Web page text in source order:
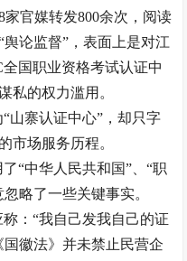
官媒转发800余次，阅读
论监督”，表面上是对江
国职业资格考试认证中
私的权力滥用。
山寨认证中心”，却只字
市场服务历程。
“中华人民共和国”、“职
略了一些关键事实。
：“我自己发我自己的证
徽法》并未禁止民营企